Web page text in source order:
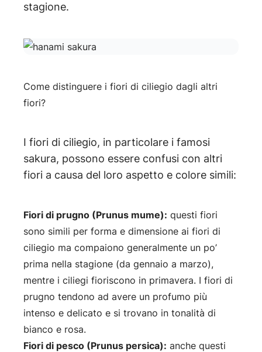
stagione.
Come distinguere i fiori di ciliegio dagli altri
fiori?
I fiori di ciliegio, in particolare i famosi
sakura, possono essere confusi con altri
fiori a causa del loro aspetto e colore simili:
Fiori di prugno (Prunus mume): questi fiori
sono simili per forma e dimensione ai fiori di
ciliegio ma compaiono generalmente un po’
prima nella stagione (da gennaio a marzo),
mentre i ciliegi fioriscono in primavera. I fiori di
prugno tendono ad avere un profumo più
intenso e delicato e si trovano in tonalità di
bianco e rosa.
Fiori di pesco (Prunus persica): anche questi